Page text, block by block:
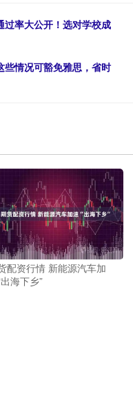
过率大公开！选对学校成
些情况可豁免雅思，省时
配资行情 新能源汽车加
海下乡”